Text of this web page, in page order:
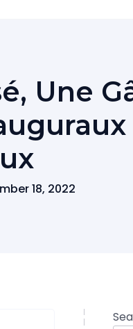
Une
18, 2022